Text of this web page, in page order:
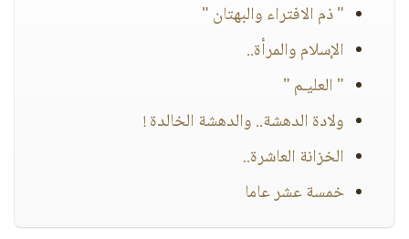
" ذم الافتراء والبهتان "
الإسلام والمرأة..
" العليـم "
ولادة الدهشة.. والدهشة الخالدة !
الخزانة العاشرة..
خمسة عشر عاما